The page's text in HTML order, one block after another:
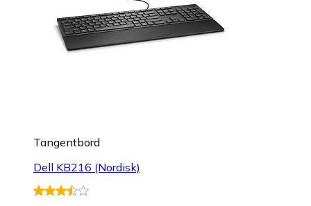
Tangentbord
Dell KB216 (Nordisk)